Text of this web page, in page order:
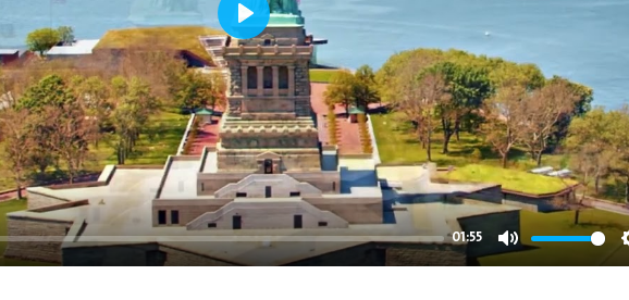
01:55
Mute
Play